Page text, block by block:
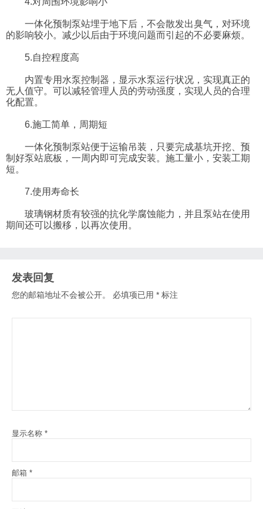
一体化预制泵站埋于地下后，不会散发出臭气，对环境
的影响较小。减少以后由于环境问题而引起的不必要麻烦。
5.自控程度高
内置专用水泵控制器，显示水泵运行状况，实现真正的
无人值守。可以减轻管理人员的劳动强度，实现人员的合理
化配置。
6.施工简单，周期短
一体化预制泵站便于运输吊装，只要完成基坑开挖、预
制好泵站底板，一周内即可完成安装。施工量小，安装工期
短。
7.使用寿命长
玻璃钢材质有较强的抗化学腐蚀能力，并且泵站在使用
期间还可以搬移，以再次使用。
发表回复
您的邮箱地址不会被公开。 必填项已用 * 标注
显示名称 *
邮箱 *